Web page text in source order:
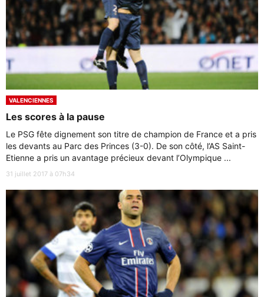
VALENCIENNES
Les scores à la pause
Le PSG fête dignement son titre de champion de France et a pris
les devants au Parc des Princes (3-0). De son côté, l’AS Saint-
Etienne a pris un avantage précieux devant l’Olympique ...
31 juillet 2017 à 07h34